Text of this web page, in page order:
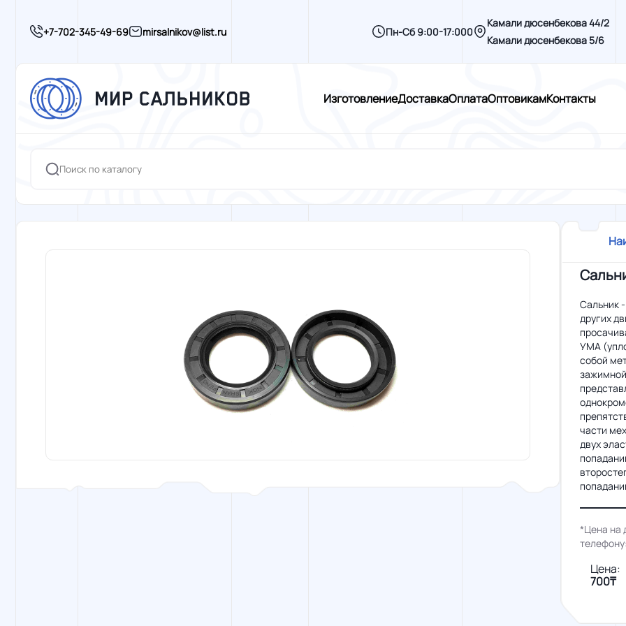
+7-702-345-49-69 mirsalnikov@list.ru Пн-Сб 9:00-17:000
Камали дюсенбекова 44/2
Камали дюсенбекова 5/6
ИзготовлениеДоставкаОплатаОптовикамКонтакты
Сальник
других
УМА
собой
части
двух
*Цена на
Цена:
700₸